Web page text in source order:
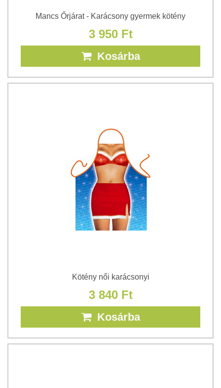
Mancs Őrjárat - Karácsony gyermek kötény
3 950 Ft
Kosárba
Kötény női karácsonyi
3 840 Ft
Kosárba